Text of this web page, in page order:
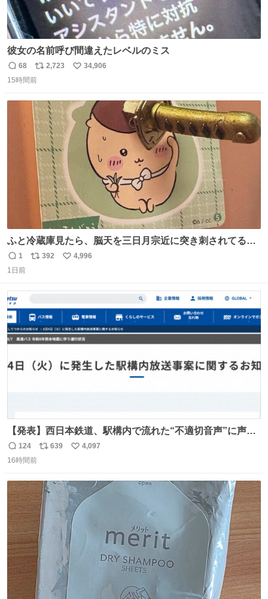
彼女の名前呼び間違えたレベルのミス
返
信
68
リ
ポ
ト
数
2,723
い
数
34,906
15時間前
ふと冷蔵庫見たら、脳天を三日月宗近に突き刺されてるく
りまんじゅうパイセンが
返
信
1
リ
数
392
い
4,996
1日前
【発表】西日本鉄道、駅構内で流れた“不適切音声”に声明
「被害届も検討」 news.livedoor.com/article/detail… 4日
に西鉄福岡（天神）駅および薬院駅で発生した駅構内放送
送設備に外部から不正に音声が流された可能性も含めて確
認を実施」と説明した。
返
信
124
リ
ト
数
639
い
数
4,097
16時間前